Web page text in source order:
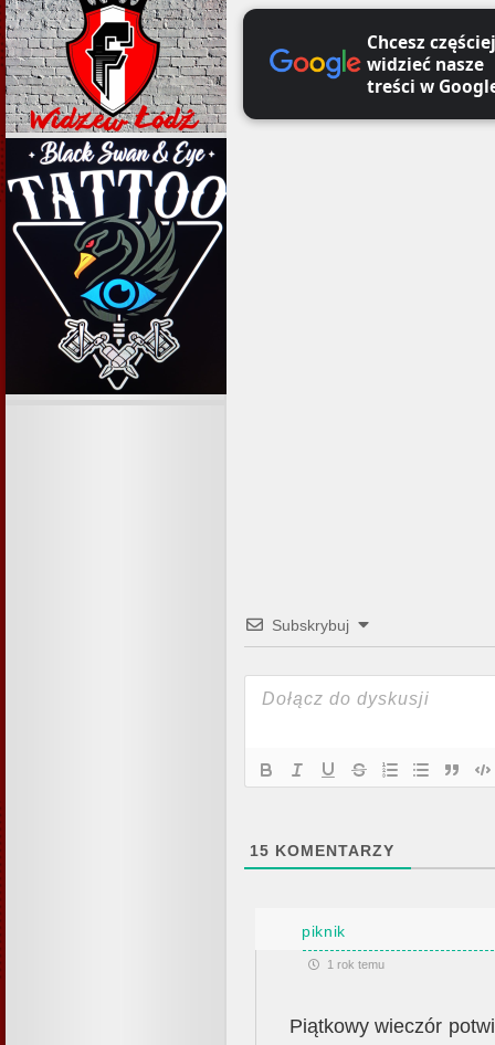
Chcesz częściej
widzieć nasze
treści w
Subskrybuj
15 KOMENTARZY
piknik
1 rok temu
Piątkowy wieczór